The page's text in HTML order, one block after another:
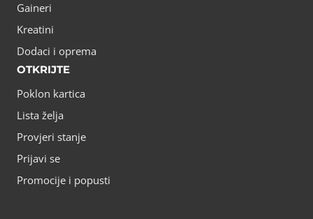
Gaineri
Kreatini
Dodaci i oprema
OTKRIJTE
Poklon kartica
Lista želja
Provjeri stanje
Prijavi se
Promocije i popusti